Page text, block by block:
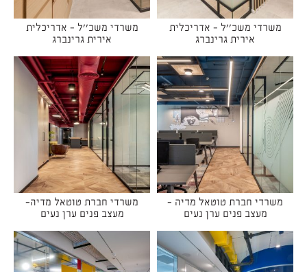
משרדי משכ''ל - אדריכלית
אירית גרינברג
משרדי משכ''ל - אדריכלית
אירית גרינברג
משרדי חברת טוטאל מדיה -
מעצב פנים ערן נעים
משרדי חברת טוטאל מדיה-
מעצב פנים ערן נעים